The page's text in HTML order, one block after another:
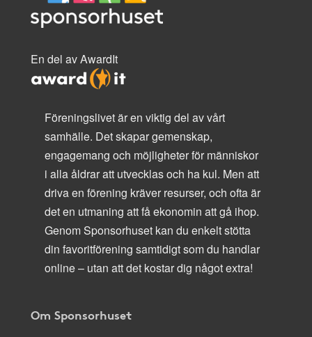
En del av AwardIt
Föreningslivet är en viktig del av vårt
samhälle. Det skapar gemenskap,
engagemang och möjligheter för människor
i alla åldrar att utvecklas och ha kul. Men att
driva en förening kräver resurser, och ofta är
det en utmaning att få ekonomin att gå ihop.
Genom Sponsorhuset kan du enkelt stötta
din favoritförening samtidigt som du handlar
online – utan att det kostar dig något extra!
Om Sponsorhuset